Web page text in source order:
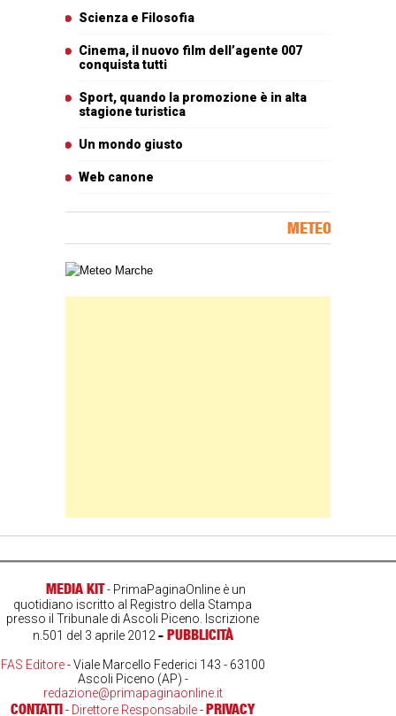
Scienza e Filosofia
Cinema, il nuovo film dell’agente 007
conquista tutti
Sport, quando la promozione è in alta
stagione turistica
Un mondo giusto
Web canone
METEO
Carta meteorologica delle Marche
MEDIA KIT- PrimaPaginaOnline è un
quotidiano iscritto al Registro della Stampa
presso il Tribunale di Ascoli Piceno. Iscrizione
n.501 del 3 aprile 2012 - PUBBLICITÀ
FAS Editore- Viale Marcello Federici 143 - 63100
Ascoli Piceno (AP) -
redazione@primapaginaonline.it
CONTATTI- Direttore Responsabile-PRIVACY